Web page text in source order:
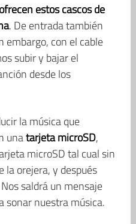
estos cascos de
. De entrada también
embargo, con el cable
subir y bajar el
desde los
la música que
unatarjeta microSD,
microSD tal cual sin
la orejera, y después
saldrá un mensaje
sonar nuestra música.